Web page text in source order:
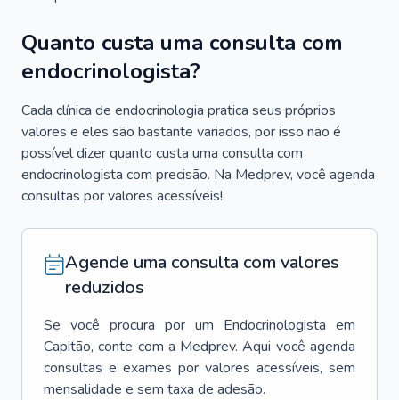
Quanto custa uma consulta com
endocrinologista?
Cada clínica de endocrinologia pratica seus próprios
valores e eles são bastante variados, por isso não é
possível dizer quanto custa uma consulta com
endocrinologista com precisão. Na Medprev, você agenda
consultas por valores acessíveis!
Agende uma consulta com valores
reduzidos
Se você procura por um Endocrinologista em
Capitão, conte com a Medprev. Aqui você agenda
consultas e exames por valores acessíveis, sem
mensalidade e sem taxa de adesão.